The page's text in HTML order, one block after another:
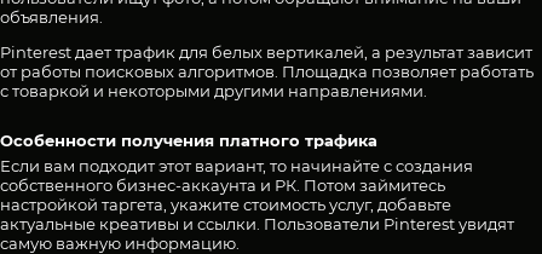
объявления.
Pinterest дает трафик для белых вертикалей, а результат зависит
от работы поисковых алгоритмов. Площадка позволяет работать
с товаркой и некоторыми другими направлениями.
Особенности получения платного трафика
Если вам подходит этот вариант, то начинайте с создания
собственного бизнес-аккаунта и РК. Потом займитесь
настройкой таргета, укажите стоимость услуг, добавьте
актуальные креативы и ссылки. Пользователи Pinterest увидят
самую важную информацию.